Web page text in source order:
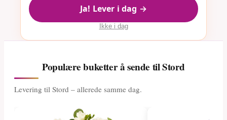
Ja! Lever i dag →
Ikke i dag
Populære buketter å sende til Stord
Levering til Stord – allerede samme dag.